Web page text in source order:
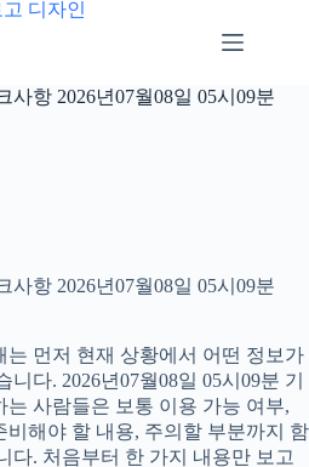
항 2026년07월08일 05시09분
항 2026년07월08일 05시09분
는 먼저 현재 상황에서 어떤 정보가
다. 2026년07월08일 05시09분 기
사람들은 보통 이용 가능 여부,
비해야 할 내용, 주의할 부분까지 함
다. 처음부터 한 가지 내용만 보고